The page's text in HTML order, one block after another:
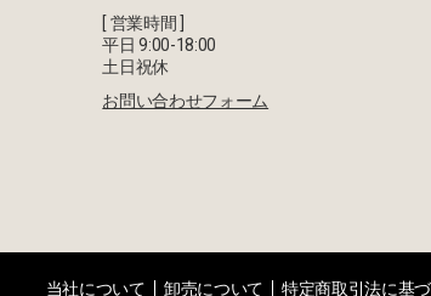
[ 営業時間 ]
平日 9:00-18:00
土日祝休
お問い合わせフォーム
当社について 卸売について 特定商取引法に基